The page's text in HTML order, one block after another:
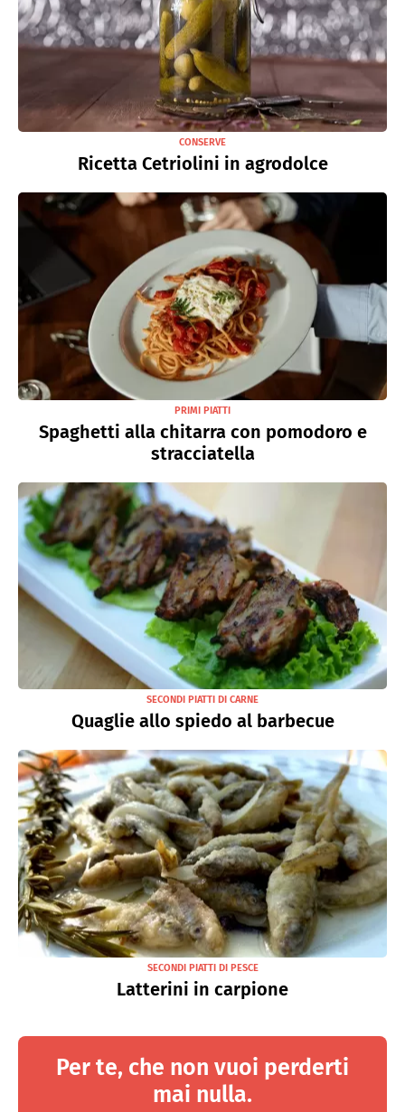
CONSERVE
Ricetta Cetriolini in agrodolce
PRIMI PIATTI
Spaghetti alla chitarra con pomodoro e
stracciatella
SECONDI PIATTI DI CARNE
Quaglie allo spiedo al barbecue
SECONDI PIATTI DI PESCE
Latterini in carpione
Per te, che non vuoi perderti
mai nulla.